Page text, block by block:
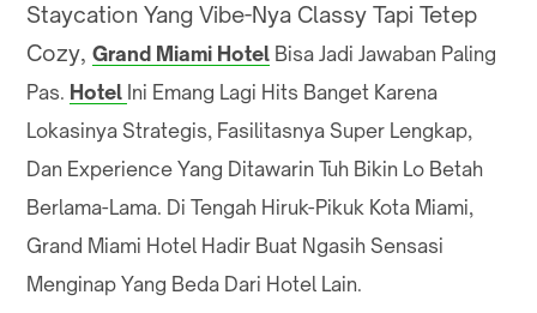
Staycation Yang Vibe-Nya Classy Tapi Tetep
Cozy, Grand Miami Hotel Bisa Jadi Jawaban Paling
Pas. Hotel Ini Emang Lagi Hits Banget Karena
Lokasinya Strategis, Fasilitasnya Super Lengkap,
Dan Experience Yang Ditawarin Tuh Bikin Lo Betah
Berlama-Lama. Di Tengah Hiruk-Pikuk Kota Miami,
Grand Miami Hotel Hadir Buat Ngasih Sensasi
Menginap Yang Beda Dari Hotel Lain.